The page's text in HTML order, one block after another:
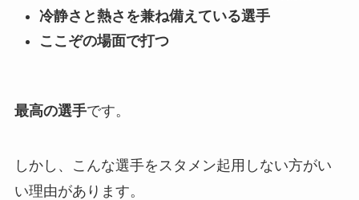
冷静さと熱さを兼ね備えている選手
ここぞの場面で打つ
最高の選手です。
しかし、こんな選手をスタメン起用しない方がい
い理由があります。